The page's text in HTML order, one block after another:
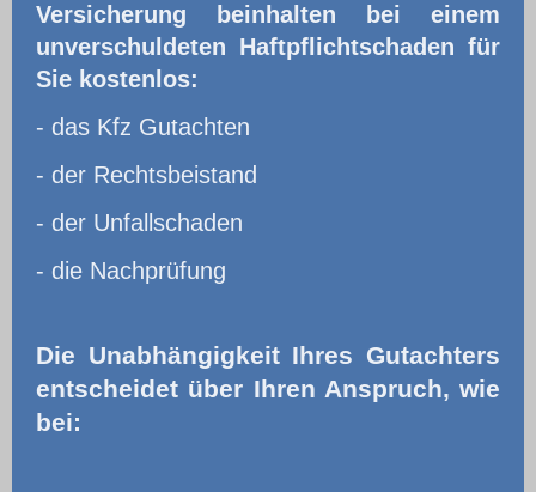
Versicherung beinhalten bei einem
unverschuldeten Haftpflichtschaden für
Sie kostenlos:
- das Kfz Gutachten
- der Rechtsbeistand
- der Unfallschaden
- die Nachprüfung
Die Unabhängigkeit Ihres Gutachters
entscheidet über Ihren Anspruch, wie
bei: